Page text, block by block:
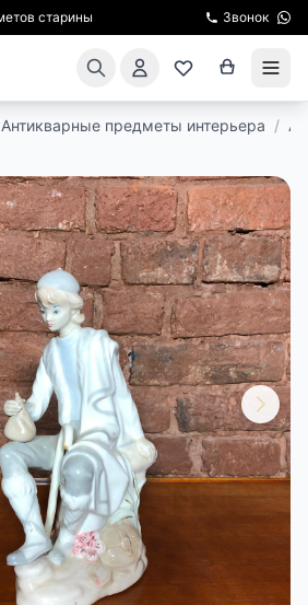
старины Звонок
Антикварные предметы интерьера /